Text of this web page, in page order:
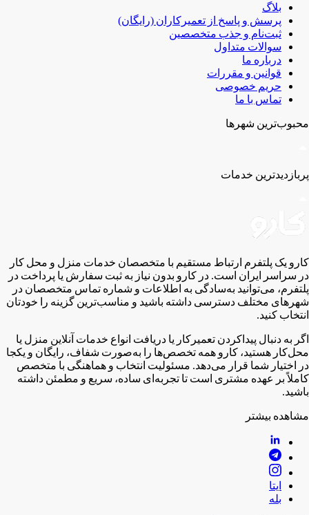
بلاگ
پرسش و پاسخ از تعمیرکاران (رایگان)
ثبت‌نام و جذب متخصصین
سوالات متداول
درباره ما
قوانین و مقررات
حریم خصوصی
تماس با ما
محبوب‌ترین شهر‌ها
پربازدیدترین خدمات
کارو یک پلتفرم ارتباط مستقیم با متخصصان خدمات منزل و محل کار
در سراسر ایران است. در کارو بدون نیاز به ثبت سفارش یا پرداخت در
پلتفرم، می‌توانید به‌سادگی به اطلاعات و شماره تماس متخصصان در
شهر‌های مختلف دسترسی داشته باشید و مناسب‌ترین گزینه را خودتان
انتخاب کنید.
اگر به دنبال پیدا‌کردن تعمیرکار یا دریافت انواع خدمات آنلاین منزل یا
محل‌کار هستید، کارو همه تخصص‌ها را به‌صورت شفاف، رایگان و یکجا
در اختیار شما قرار می‌دهد. مسئولیت انتخاب و هماهنگی با متخصص
کاملاً بر عهده مشتری است تا تجربه‌ای ساده، سریع و مطمئن داشته
باشید.
مشاهده بیشتر
ایتا
بله